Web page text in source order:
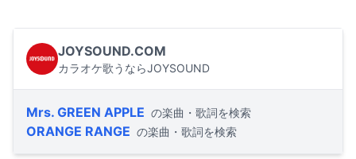
JOYSOUND.COM
カラオケ歌うならJOYSOUND
Mrs. GREEN APPLE の楽曲・歌詞を検索
ORANGE RANGE の楽曲・歌詞を検索